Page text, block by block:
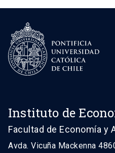
Instituto de
Facultad de Economía y
Avda. Vicuña Mackenna